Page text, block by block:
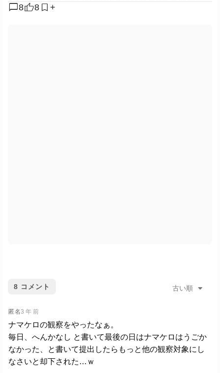
chat_bubble8 8 +
8 コメント 古い順
匿名3 年 前
ナマケロの観察をやったなぁ。
毎日、へんかなし と書いて最後の日はナマケロはうごか
なかった、と書いて提出したらもっと他の観察対象にし
なさいと却下された…ｗ